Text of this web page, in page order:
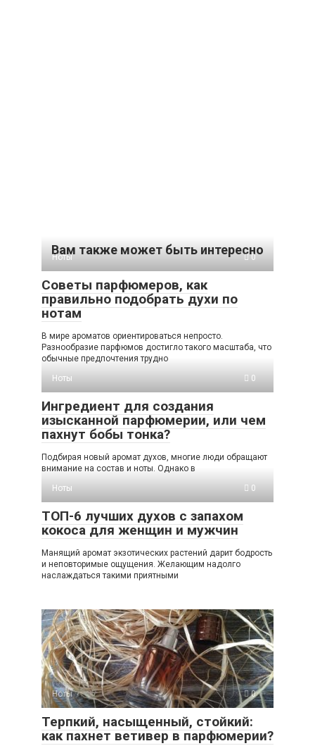
Вам также может быть интересно
Ноты 0
Советы парфюмеров, как
правильно подобрать духи по
нотам
В мире ароматов ориентироваться непросто.
Разнообразие парфюмов достигло такого масштаба, что
обычные предпочтения трудно
Ноты
0
Ингредиент для создания
изысканной парфюмерии, или чем
пахнут бобы тонка?
Подбирая новый аромат духов, многие люди обращают
внимание на состав и ноты. Однако в
Ноты
0
ТОП-6 лучших духов с запахом
кокоса для женщин и мужчин
Манящий аромат экзотических растений дарит бодрость
и неповторимые ощущения. Желающим надолго
наслаждаться такими приятными
Ноты 0
Терпкий, насыщенный, стойкий:
как пахнет ветивер в парфюмерии?